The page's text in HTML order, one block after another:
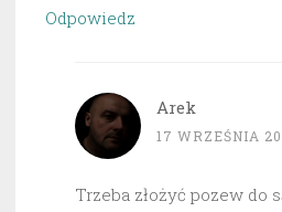
Odpowiedz
Arek
17 WRZEŚNIA
Trzeba złożyć pozew do